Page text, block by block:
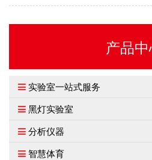
产品
实验室一站式服务
黑灯实验室
分析仪器
智慧体育